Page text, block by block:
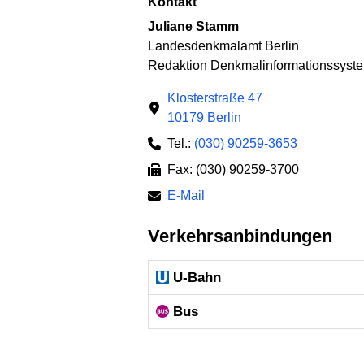
Juliane Stamm
Landesdenkmalamt Berlin
Redaktion
Klosterstraße 47
10179 Berlin
Tel.: (030) 90259-3653
Fax: (030) 90259-3700
E-Mail
Verkehrsanbindungen
U-Bahn
Bus